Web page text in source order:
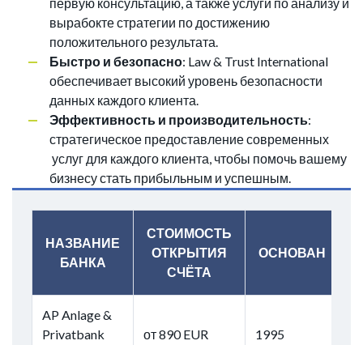
вырабокте стратегии по достижению
положительного результата.
Быстро и безопасно: Law & Trust International
обеспечивает высокий уровень безопасности
данных каждого клиента.
Эффективность и производительность:
стратегическое предоставление современных
услуг для каждого клиента, чтобы помочь вашему
бизнесу стать прибыльным и успешным.
НАЗВАНИЕ
БАНКА
СТОИМОСТЬ
ОТКРЫТИЯ
СЧЁТА
ОСНОВАН
AP Anlage &
Privatbank
от 890 EUR 1995